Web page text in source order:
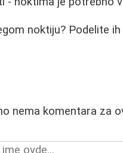
noktiju? Podelite
nema komentara za